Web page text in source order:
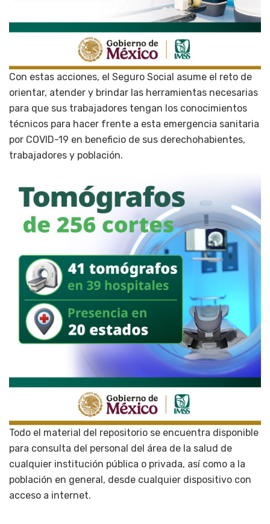
Con estas acciones, el Seguro Social asume el reto de
orientar, atender y brindar las herramientas necesarias
para que sus trabajadores tengan los conocimientos
técnicos para hacer frente a esta emergencia sanitaria
por COVID-19 en beneficio de sus derechohabientes,
trabajadores y población.
Todo el material del repositorio se encuentra disponible
para consulta del personal del área de la salud de
cualquier institución pública o privada, así como a la
población en general, desde cualquier dispositivo con
acceso a internet.